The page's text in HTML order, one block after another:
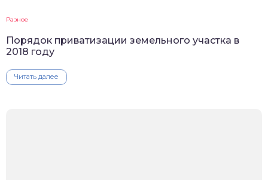
Разное
Порядок приватизации земельного участка в
2018 году
Читать далее